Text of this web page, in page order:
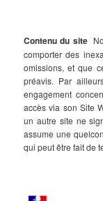
Contenu du site
comporter des
omissions, et que
préavis. Par
engagement
accès via son Site
un autre site ne
assume une
qui peut être fait de